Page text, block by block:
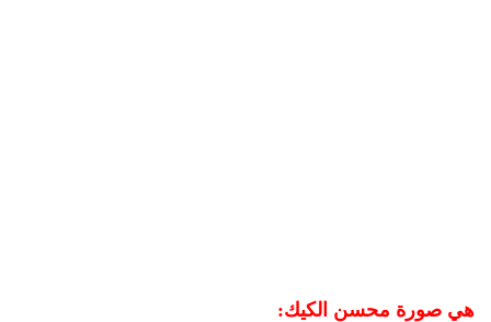
هي صورة محسن الكيك: